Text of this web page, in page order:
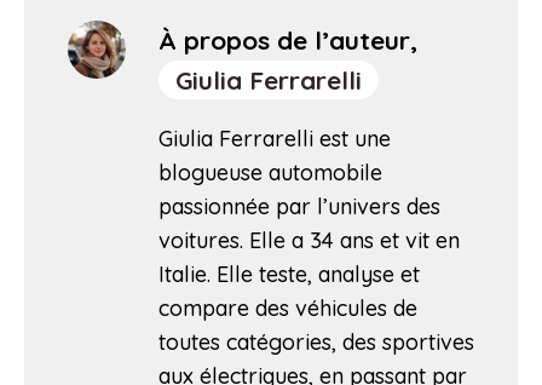
À propos de l’auteur,
Giulia Ferrarelli
Giulia Ferrarelli est une
blogueuse automobile
passionnée par l’univers des
voitures. Elle a 34 ans et vit en
Italie. Elle teste, analyse et
compare des véhicules de
toutes catégories, des sportives
aux électriques, en passant par